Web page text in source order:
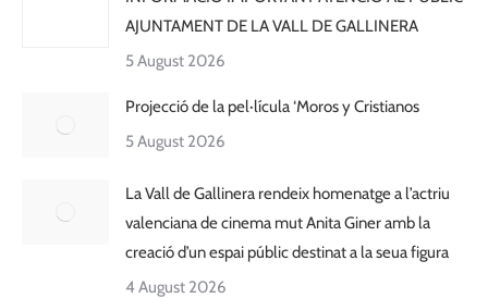
AJUNTAMENT DE LA VALL DE GALLINERA
5 August 2026
Projecció de la pel·lícula ‘Moros y Cristianos
5 August 2026
La Vall de Gallinera rendeix homenatge a l’actriu
valenciana de cinema mut Anita Giner amb la
creació d’un espai públic destinat a la seua figura
4 August 2026